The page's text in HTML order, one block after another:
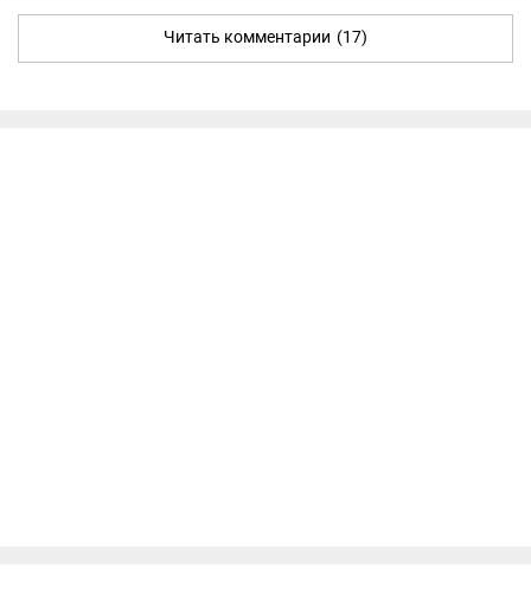
Читать комментарии (17)